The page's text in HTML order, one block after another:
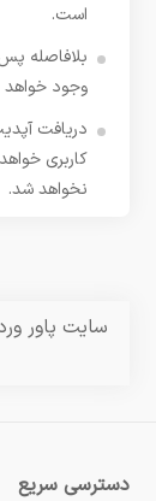
است.
بلافاصله
وجود
دریافت
کاربری
نخواهد شد.
سایت پاور
دسترسی سریع